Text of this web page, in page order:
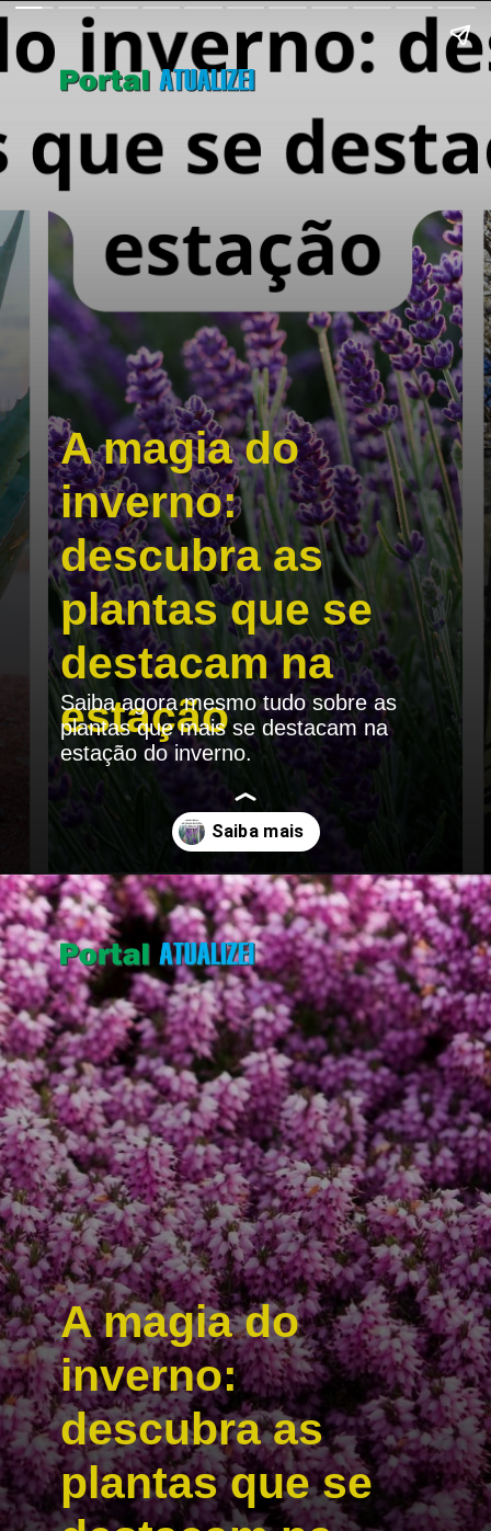
A magia do
inverno:
descubra as
plantas que se
destacam na
estação
Saiba agora mesmo tudo sobre as
plantas que mais se destacam na
estação do inverno.
Opening https://portalatualizei.com.br/agro/a-magia-do-inverno-descubra-as-plantas-que-se-destacam-na-estacao/16130/
A magia do
inverno:
descubra as
plantas que se